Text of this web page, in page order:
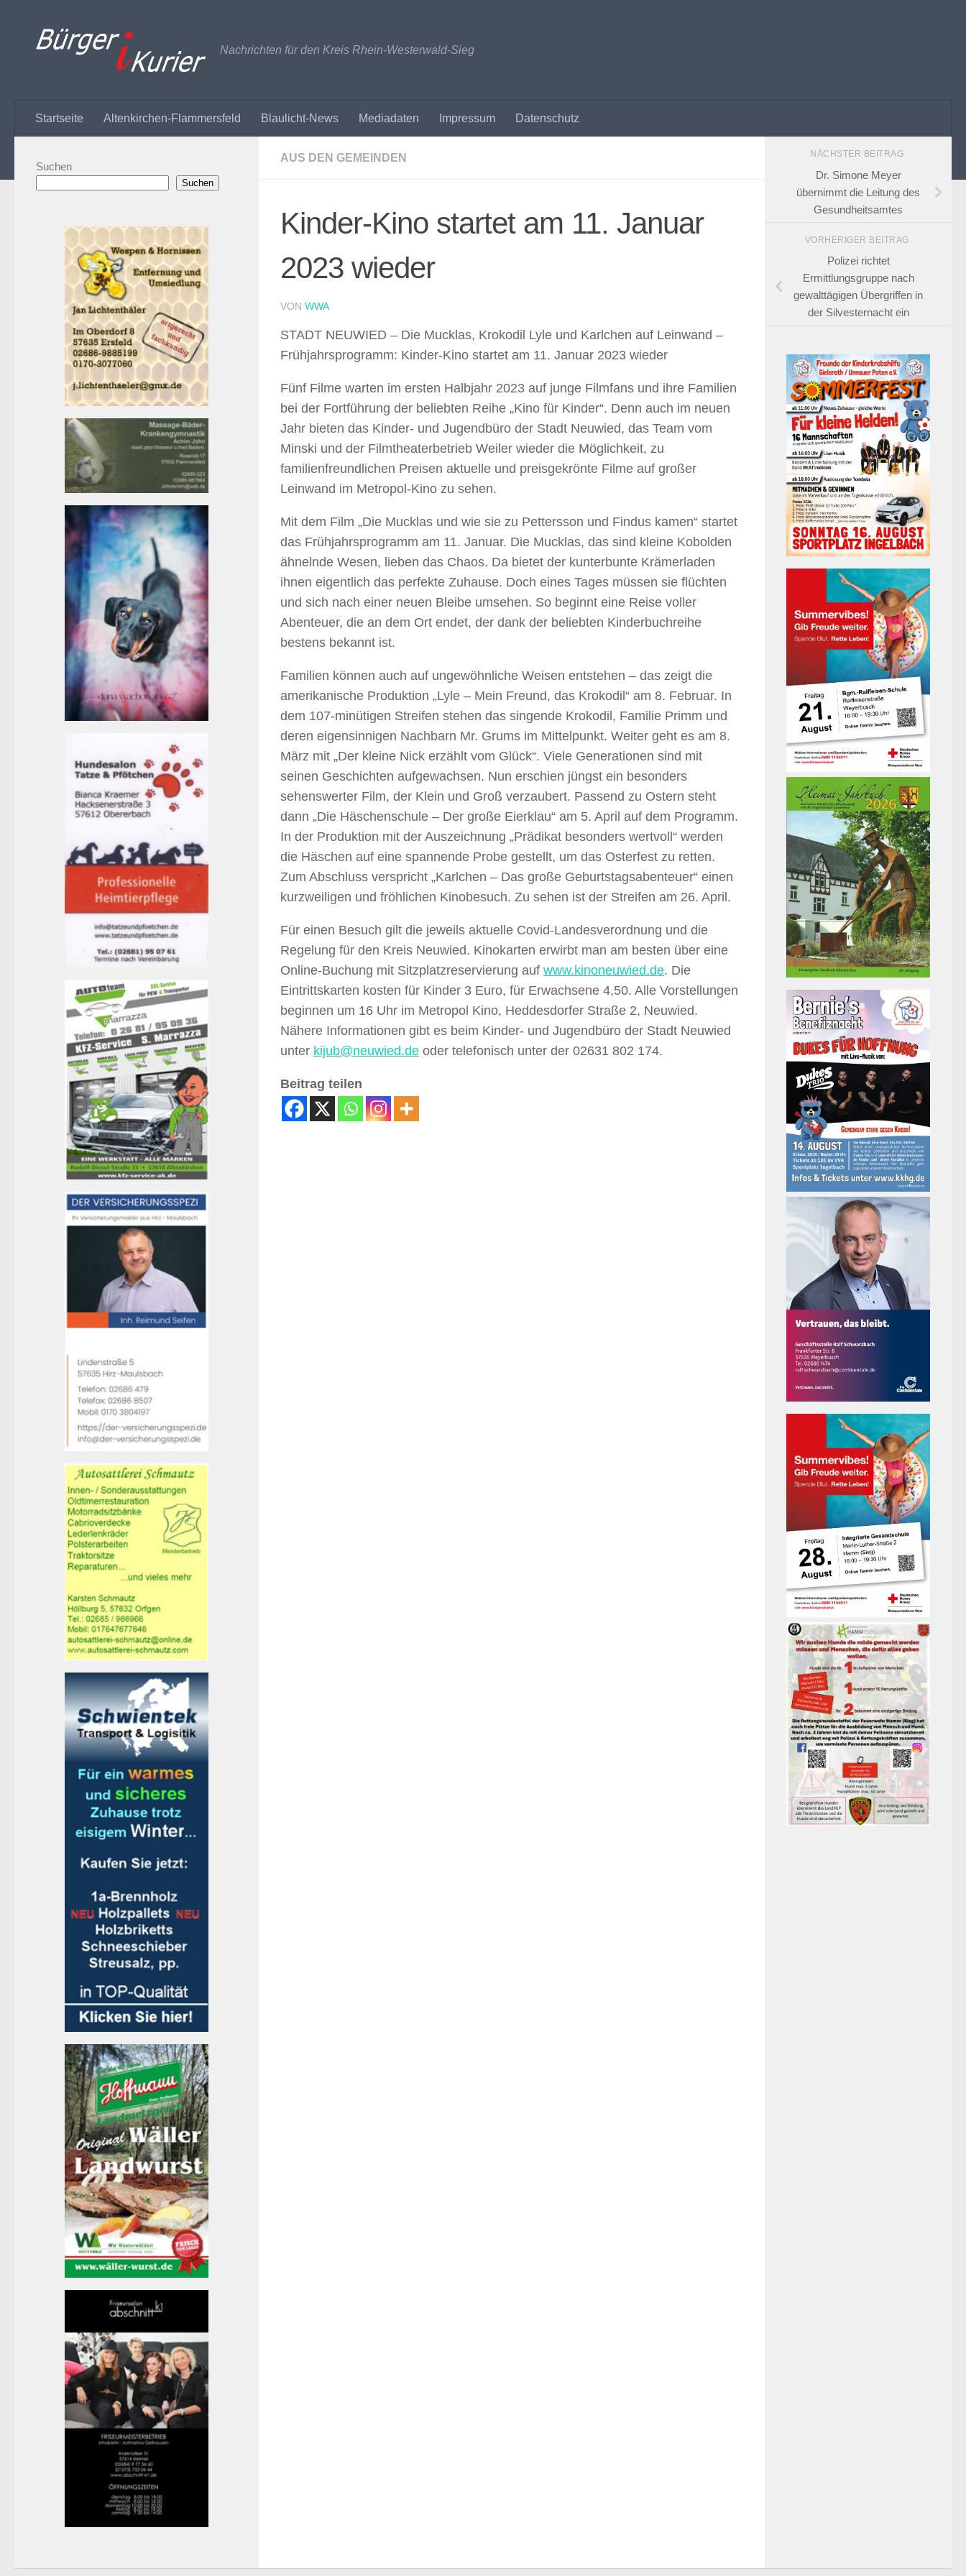
Nachrichten für den Kreis Rhein-Westerwald-Sieg
Startseite Altenkirchen-Flammersfeld Blaulicht-News Mediadaten Impressum Datenschutz
AUS DEN GEMEINDEN
Kinder-Kino startet am 11. Januar
2023 wieder
VON WWA
STADT NEUWIED – Die Mucklas, Krokodil Lyle und Karlchen auf Leinwand –
Frühjahrsprogramm: Kinder-Kino startet am 11. Januar 2023 wieder
Fünf Filme warten im ersten Halbjahr 2023 auf junge Filmfans und ihre Familien
bei der Fortführung der beliebten Reihe „Kino für Kinder“. Denn auch im neuen
Jahr bieten das Kinder- und Jugendbüro der Stadt Neuwied, das Team vom
Minski und der Filmtheaterbetrieb Weiler wieder die Möglichkeit, zu
familienfreundlichen Preisen aktuelle und preisgekrönte Filme auf großer
Leinwand im Metropol-Kino zu sehen.
Mit dem Film „Die Mucklas und wie sie zu Pettersson und Findus kamen“ startet
das Frühjahrsprogramm am 11. Januar. Die Mucklas, das sind kleine Kobolden
ähnelnde Wesen, lieben das Chaos. Da bietet der kunterbunte Krämerladen
ihnen eigentlich das perfekte Zuhause. Doch eines Tages müssen sie flüchten
und sich nach einer neuen Bleibe umsehen. So beginnt eine Reise voller
Abenteuer, die an dem Ort endet, der dank der beliebten Kinderbuchreihe
bestens bekannt ist.
Familien können auch auf ungewöhnliche Weisen entstehen – das zeigt die
amerikanische Produktion „Lyle – Mein Freund, das Krokodil“ am 8. Februar. In
dem 107-minütigen Streifen stehen das singende Krokodil, Familie Primm und
deren eigensinnigen Nachbarn Mr. Grums im Mittelpunkt. Weiter geht es am 8.
März mit „Der kleine Nick erzählt vom Glück“. Viele Generationen sind mit
seinen Geschichten aufgewachsen. Nun erschien jüngst ein besonders
sehenswerter Film, der Klein und Groß verzaubert. Passend zu Ostern steht
dann „Die Häschenschule – Der große Eierklau“ am 5. April auf dem Programm.
In der Produktion mit der Auszeichnung „Prädikat besonders wertvoll“ werden
die Häschen auf eine spannende Probe gestellt, um das Osterfest zu retten.
Zum Abschluss verspricht „Karlchen – Das große Geburtstagsabenteuer“ einen
kurzweiligen und fröhlichen Kinobesuch. Zu sehen ist der Streifen am 26. April.
Für einen Besuch gilt die jeweils aktuelle Covid-Landesverordnung und die
Regelung für den Kreis Neuwied. Kinokarten erwirbt man am besten über eine
Online-Buchung mit Sitzplatzreservierung auf www.kinoneuwied.de. Die
Eintrittskarten kosten für Kinder 3 Euro, für Erwachsene 4,50. Alle Vorstellungen
beginnen um 16 Uhr im Metropol Kino, Heddesdorfer Straße 2, Neuwied.
Nähere Informationen gibt es beim Kinder- und Jugendbüro der Stadt Neuwied
unter kijub@neuwied.de oder telefonisch unter der 02631 802 174.
Beitrag teilen
Suchen
Suchen
NÄCHSTER BEITRAG
Dr. Simone Meyer
übernimmt die Leitung des
Gesundheitsamtes
VORHERIGER BEITRAG
Polizei richtet
Ermittlungsgruppe nach
gewalttägigen Übergriffen in
der Silvesternacht ein